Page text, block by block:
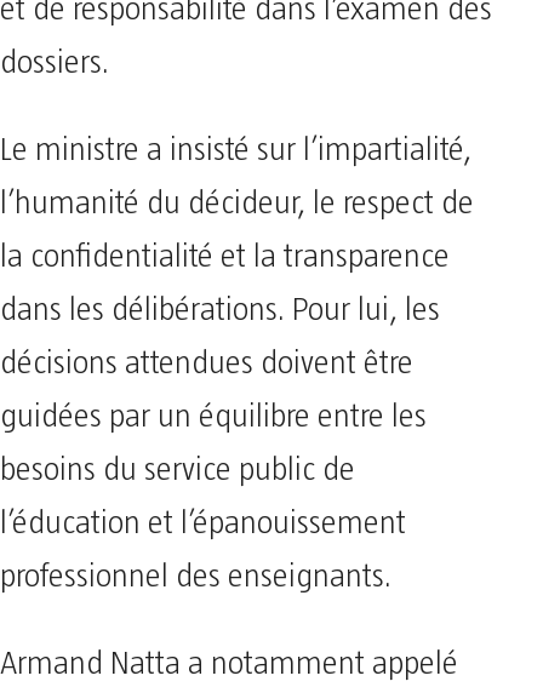
et de responsabilité dans l’examen des
dossiers.
Le ministre a insisté sur l’impartialité,
l’humanité du décideur, le respect de
la confidentialité et la transparence
dans les délibérations. Pour lui, les
décisions attendues doivent être
guidées par un équilibre entre les
besoins du service public de
l’éducation et l’épanouissement
professionnel des enseignants.
Armand Natta a notamment appelé